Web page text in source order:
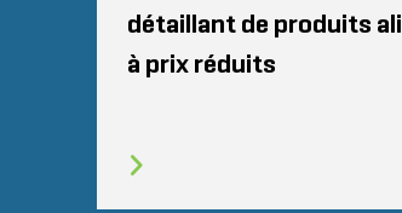
détaillant de produits
à prix réduits